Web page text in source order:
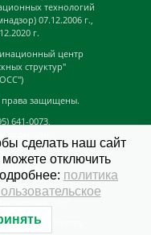
технологий
07.12.2006 г.,
г.
центр
структур"
права защищены.
641-0073,
Д.А.
byCatch Themes
сделать наш сайт
отключить
политика